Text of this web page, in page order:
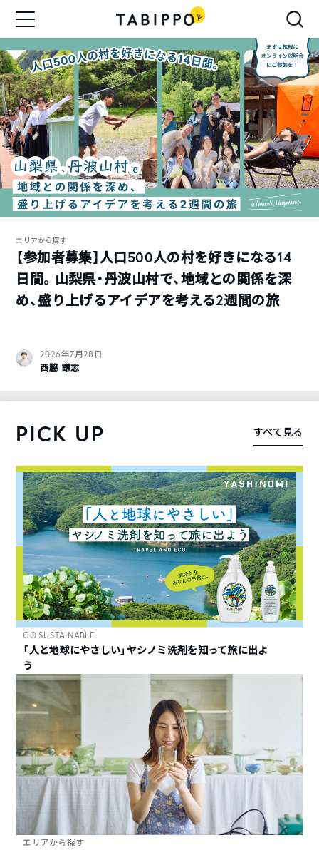
エリアから探す
【参加者募集】人口500人の村を好きになる14
日間。山梨県・丹波山村で、地域との関係を深
め、盛り上げるアイデアを考える2週間の旅
2026年7月28日
西脇 謙志
PICK UP すべて見る
GO SUSTAINABLE
「人と地球にやさしい」ヤシノミ洗剤を知って旅に出よ
う
エリアから探す